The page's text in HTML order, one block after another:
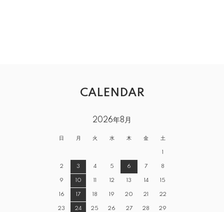
CALENDAR
2026年8月
日 月 火 水 木 金 土
1
2 3 4 5 6 7 8
9 10 11 12 13 14 15
16 17 18 19 20 21 22
23 24 25 26 27 28 29